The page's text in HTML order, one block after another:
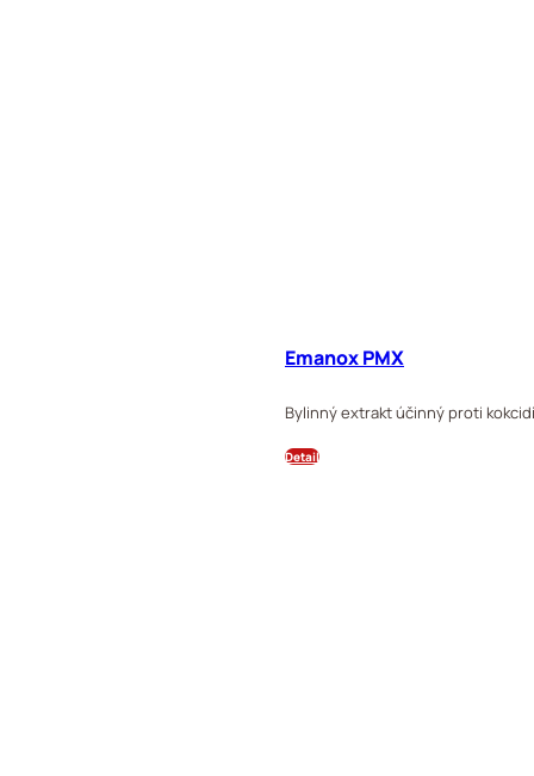
Emanox PMX
Bylinný extrakt účinný proti
Detail